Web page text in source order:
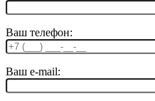
Ваш телефон:
Ваш e-mail: